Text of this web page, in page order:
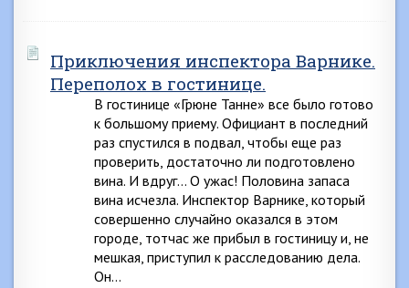
Приключения инспектора Варнике.
Переполох в гостинице.
В гостинице «Грюне Танне» все было готово
к большому приему. Официант в последний
раз спустился в подвал, чтобы еще раз
проверить, достаточно ли подготовлено
вина. И вдруг… О ужас! Половина запаса
вина исчезла. Инспектор Варнике, который
совершенно случайно оказался в этом
городе, тотчас же прибыл в гостиницу и, не
мешкая, приступил к расследованию дела.
Он…